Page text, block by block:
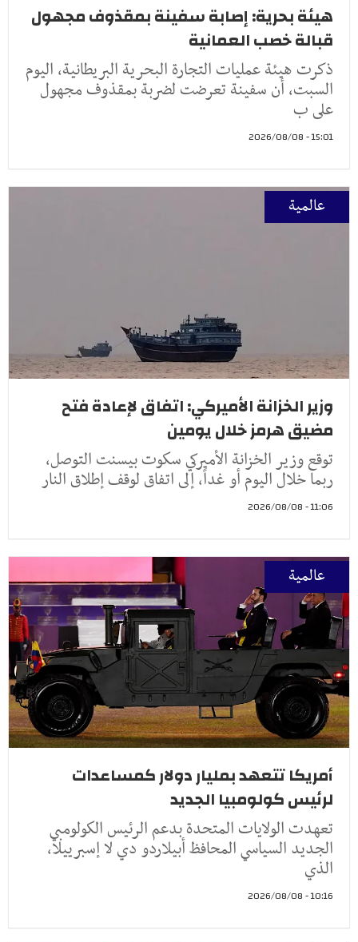
هيئة بحرية: إصابة سفينة بمقذوف مجهول
قبالة خصب العمانية
ذكرت هيئة عمليات التجارة البحرية البريطانية، اليوم
السبت، أن سفينة تعرضت لضربة بمقذوف مجهول
على ب
15:01 - 2026/08/08
عالمية
وزير الخزانة الأميركي: اتفاق لإعادة فتح
مضيق هرمز خلال يومين
توقع وزير الخزانة الأميركي سكوت بيسنت التوصل،
ربما خلال اليوم أو غداً، إلى اتفاق لوقف إطلاق النار
11:06 - 2026/08/08
عالمية
أمريكا تتعهد بمليار دولار كمساعدات
لرئيس كولومبيا الجديد
تعهدت الولايات المتحدة بدعم الرئيس الكولومبي
الجديد السياسي المحافظ أبيلاردو دي لا إسبرييلا،
الذي
10:16 - 2026/08/08